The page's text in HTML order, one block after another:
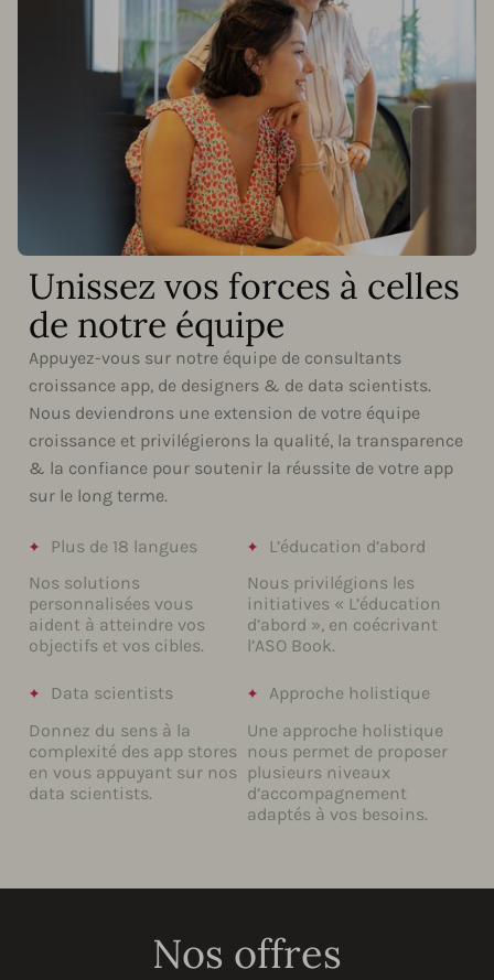
Unissez vos forces à celles
de notre équipe
Appuyez-vous sur notre équipe de consultants
croissance app, de designers & de data scientists.
Nous deviendrons une extension de votre équipe
croissance et privilégierons la qualité, la transparence
& la confiance pour soutenir la réussite de votre app
sur le long terme.
Plus de 18 langues
Nos solutions
personnalisées vous
aident à atteindre vos
objectifs et vos cibles.
L’éducation d’abord
Nous privilégions les
initiatives « L’éducation
d’abord », en coécrivant
l’ASO Book.
Data scientists
Donnez du sens à la
complexité des app stores
en vous appuyant sur nos
data scientists.
Approche holistique
Une approche holistique
nous permet de proposer
plusieurs niveaux
d’accompagnement
adaptés à vos besoins.
Nos offres